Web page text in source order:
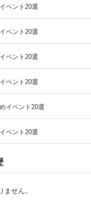
ベント20選
ベント20選
ベント20選
ベント20選
イベント20選
ベント20選
せん。